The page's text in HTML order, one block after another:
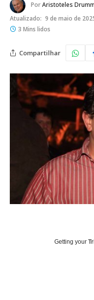
PorAristoteles
Atualizado: 9 de maio de
3 Mins lidos
Compartilhar
Getting your